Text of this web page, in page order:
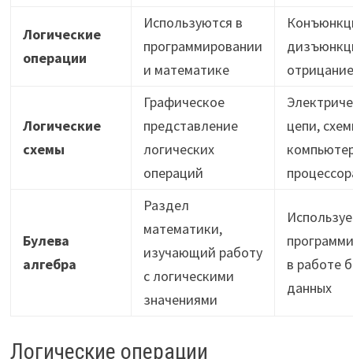
Логические
операции
Используются в
программировании
и математике
Логические
схемы
Графическое
представление
логических
операций
цепи,
Булева
алгебра
Раздел
математики,
изучающий работу
с логическими
значениями
в работе
данных
Логические операции